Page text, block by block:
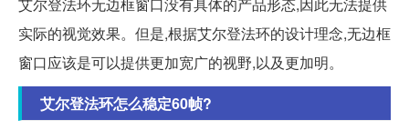
实际的视觉效果。但是,根据艾尔登法环的设计理念,无边框
窗口应该是可以提供更加宽广的视野,以及更加明。
艾尔登法环怎么稳定60帧?